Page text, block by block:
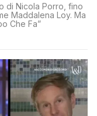
di Nicola Porro, fino
Maddalena Loy. Ma
Che Fa”